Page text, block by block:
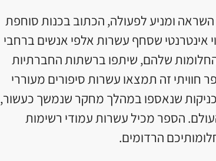
ומניע לפעולה, הכתוב בכנות סוחפת
אינטרנטי שסחף עשרות אלפי אנשים ברחבי
שלהם, שיתפו ברשתות החברתיות
חוויתי זה תמצאו עשרות סיפורים מעוררי
שנאספו במהלך מחקר שנמשך כעשור,
הספר מכיל עשרות עמודי רשימות
הרדומים.